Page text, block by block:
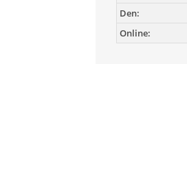
Online:
Den: